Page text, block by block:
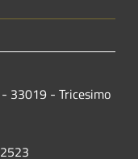
33019 - Tricesimo